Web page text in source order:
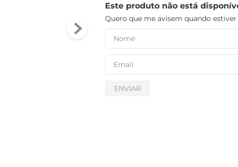
Este produto não está
Quero que me avisem quando
ENVIAR